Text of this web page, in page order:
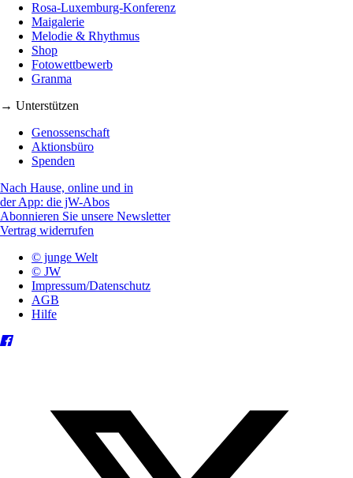
Rosa-Luxemburg-Konferenz
Maigalerie
Melodie & Rhythmus
Shop
Fotowettbewerb
Granma
→ Unterstützen
Genossenschaft
Aktionsbüro
Spenden
Nach Hause, online und in
der App: die jW-Abos
Abonnieren Sie unsere Newsletter
Vertrag widerrufen
© junge Welt
© JW
Impressum/Datenschutz
AGB
Hilfe